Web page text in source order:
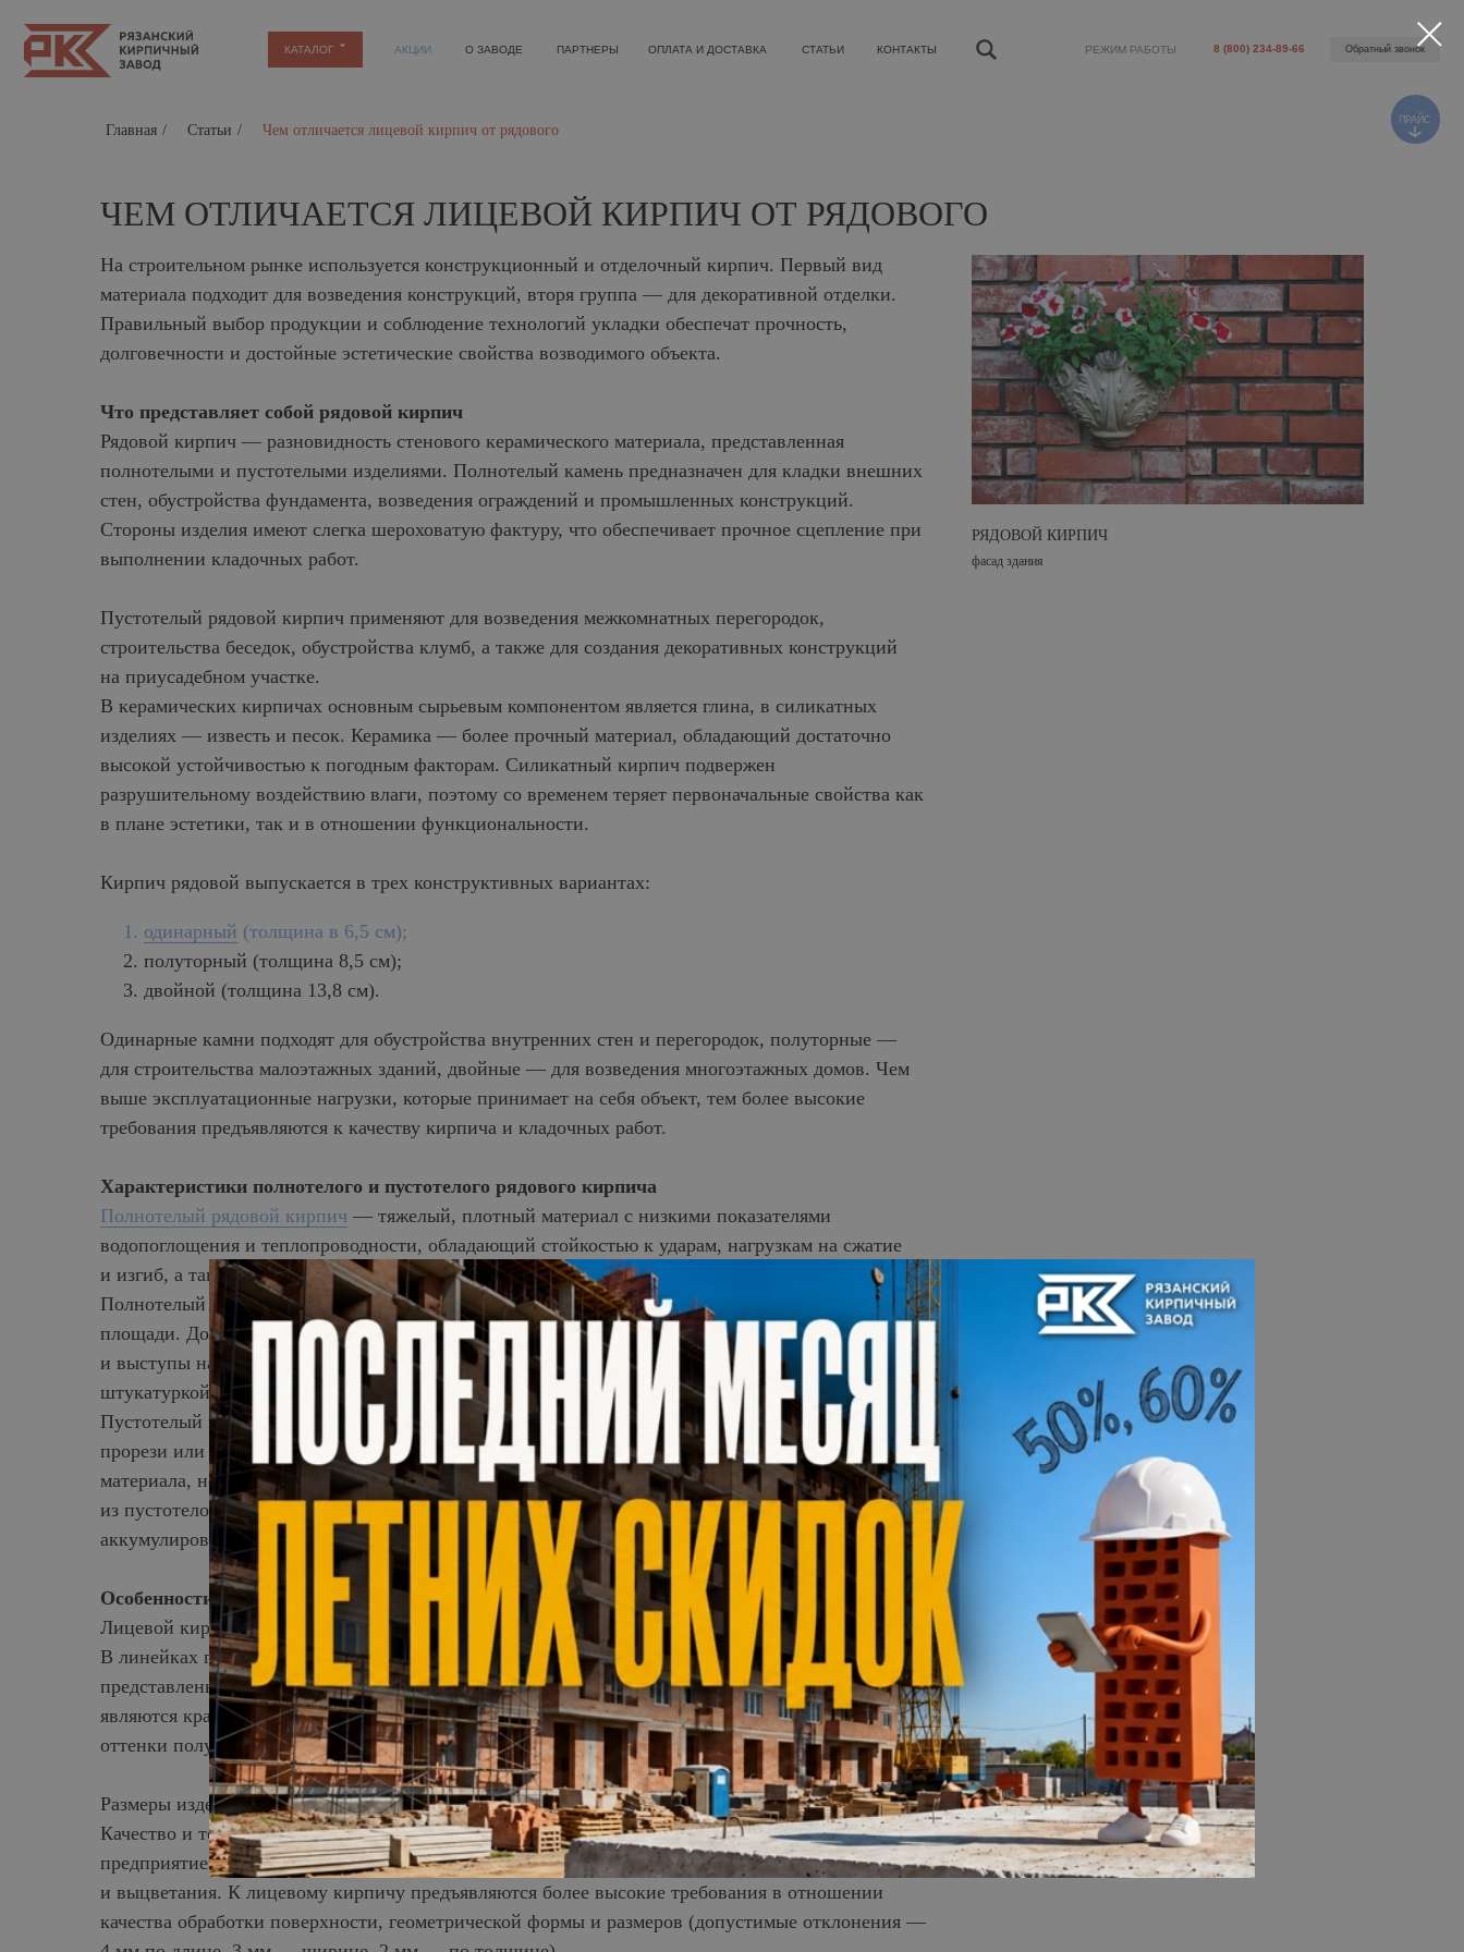
КАТАЛОГ О ЗАВОДЕ ПАРТНЕРЫ ОПЛАТА И ДОСТАВКА СТАТЬИ КОНТАКТЫ РЕЖИМ РАБОТЫ Обратный звонок
Главная / Статьи / Чем отличается лицевой кирпич от рядового
ЧЕМ ОТЛИЧАЕТСЯ ЛИЦЕВОЙ КИРПИЧ ОТ РЯДОВОГО
На строительном рынке используется конструкционный и отделочный кирпич. Первый вид
материала подходит для возведения конструкций, вторя группа — для декоративной отделки.
Правильный выбор продукции и соблюдение технологий укладки обеспечат прочность,
долговечности и достойные эстетические свойства возводимого объекта.
Что представляет собой рядовой кирпич
Рядовой кирпич — разновидность стенового керамического материала, представленная
полнотелыми и пустотелыми изделиями. Полнотелый камень предназначен для кладки внешних
стен, обустройства фундамента, возведения ограждений и промышленных конструкций.
Стороны изделия имеют слегка шероховатую фактуру, что обеспечивает прочное сцепление при
выполнении кладочных работ.
Пустотелый рядовой кирпич применяют для возведения межкомнатных перегородок,
строительства беседок, обустройства клумб, а также для создания декоративных конструкций
на приусадебном участке.
В керамических кирпичах основным сырьевым компонентом является глина, в силикатных
изделиях — известь и песок. Керамика — более прочный материал, обладающий достаточно
высокой устойчивостью к погодным факторам. Силикатный кирпич подвержен
разрушительному воздействию влаги, поэтому со временем теряет первоначальные свойства как
в плане эстетики, так и в отношении функциональности.
Кирпич рядовой выпускается в трех конструктивных вариантах:
одинарный (толщина в 6,5 см);
полуторный (толщина 8,5 см);
двойной (толщина 13,8 см).
Одинарные камни подходят для обустройства внутренних стен и перегородок, полуторные —
для строительства малоэтажных зданий, двойные — для возведения многоэтажных домов. Чем
выше эксплуатационные нагрузки, которые принимает на себя объект, тем более высокие
требования предъявляются к качеству кирпича и кладочных работ.
Характеристики полнотелого и пустотелого рядового кирпича
Полнотелый рядовой кирпич — тяжелый, плотный материал с низкими показателями
водопоглощения и теплопроводности, обладающий стойкостью к ударам, нагрузкам на сжатие
и изгиб, а также к неблагоприятным и погодным факторам.
Полнотелый кирпич имеет форму параллелепипеда, отличается однородной текстурой по всей
площади. Допускаются небольшие отклонения от размерных показателей, неровности
и выступы на поверхности граней, поэтому кирпичные фасады покрывают финишной
штукатуркой или другим отделочным материалом.
Пустотелый кирпич отличается своеобразной фактурой поверхности, на которой расположены
прорези или пустоты различной формы. Наличие отверстий значительно уменьшает вес
материала, но снижает показатели прочности и теплопроводности. Вместе с тем перегородки
из пустотелого кирпича в отапливаемых домах накапливают и поддерживают тепло за счет
аккумулирования теплого воздуха во внутреннем пространстве.
Особенности лицевого кирпича
Лицевой кирпич — отделочный материал, получаемый путем высокотемпературного обжига.
В линейках продукции, выпускаемой российскими и зарубежными предприятиями,
представлены изделия разного цвета и фактуры. Наиболее распространенными цветами
являются красный, желтый, коричневый, бежевый, соломенный, абрикосовый. Заданные
оттенки получают за счет добавления в сырье специальных пигментов.
Размеры изделий выбирают с учетом архитектурных особенностей здания и рисунка фасада.
Качество и текстура лицевого кирпича зависят от состава сырья и технологий, применяемых
предприятием. Облицовочный материал надежно защищает фасады от влаги, ветра
и выцветания. К лицевому кирпичу предъявляются более высокие требования в отношении
качества обработки поверхности, геометрической формы и размеров (допустимые отклонения —
РЯДОВОЙ КИРПИЧ
фасад здания